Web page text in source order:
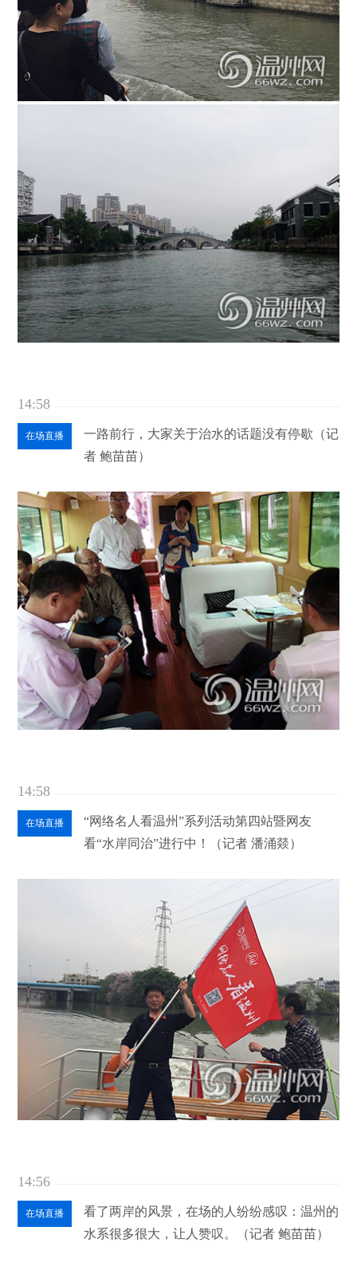
14:58
在场直播
一路前行，大家关于治水的话题没有停歇（记
者 鲍苗苗）
14:58
在场直播
“网络名人看温州”系列活动第四站暨网友
看“水岸同治”进行中！（记者 潘涌燚）
14:56
在场直播
看了两岸的风景，在场的人纷纷感叹：温州的
水系很多很大，让人赞叹。（记者 鲍苗苗）